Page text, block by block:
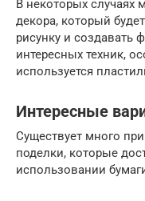
В некоторых случаях
декора, который
рисунку и создавать
интересных техник,
используется
Интересные
Существует много
поделки, которые
использовании